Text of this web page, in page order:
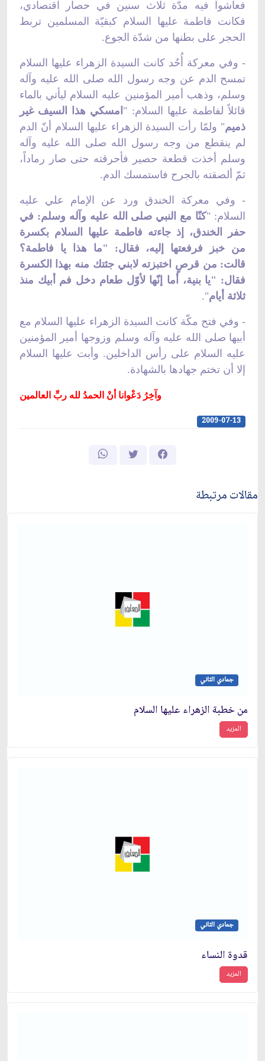
فعاشوا فيه مدّة ثلاث سنين في حصار اقتصادي،
فكانت فاطمة عليها السلام كبقيّة المسلمين تربط
الحجر على بطنها من شدّة الجوع.
- وفي معركة أُحُد كانت السيدة الزهراء عليها السلام
تمسح الدم عن وجه رسول الله صلى الله عليه وآله
وسلم، وذهب أمير المؤمنين عليه السلام ليأتي بالماء
قائلاً لفاطمة عليها السلام: " امسكي هذا السيف غير
ذميم" ولمّا رأت السيدة الزهراء عليها السلام أنّ الدم
لم ينقطع من وجه رسول الله صلى الله عليه وآله
وسلم أخذت قطعة حصير فأحرقته حتى صار رماداً،
ثمّ ألصقته بالجرح فاستمسك الدم.
- وفي معركة الخندق ورد عن الإمام علي عليه
السلام: "كنّا مع النبي صلى الله عليه وآله وسلم: في
حفر الخندق، إذ جاءته فاطمة عليها السلام بكسرة
من خبز فرفعتها إليه، فقال: "ما هذا يا فاطمة؟
قالت: من قرصٍ اختبزته لابني جئتك منه بهذا الكسرة
فقال: "يا بنية، أما إنّها لأوّل طعام دخل فم أبيك منذ
ثلاثة أيام".
- وفي فتح مكّة كانت السيدة الزهراء عليها السلام مع
أبيها صلى الله عليه وآله وسلم وزوجها أمير المؤمنين
عليه السلام على رأس الداخلين. وأبت عليها السلام
إلا أن تختم جهادها بالشهادة.
وآخِرُ دَعْوانا أنْ الحمدُ لله ربِّ العالمين
2009-07-13
مقالات مرتبطة
جمادي الثاني
من خطبة الزهراء عليها السلام
المزيد
جمادي الثاني
قدوة النساء
المزيد